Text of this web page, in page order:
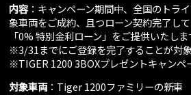
内容：キャンペーン期間中、全国のトラ
象車両をご成約、且つローン契約完了して
「0% 特別金利ローン」をご提供いたしま
※3/31までにご登録を完了することが対象
※TIGER 1200 3BOXプレゼントキャンペ
対象車両：Tiger 1200ファミリーの新車